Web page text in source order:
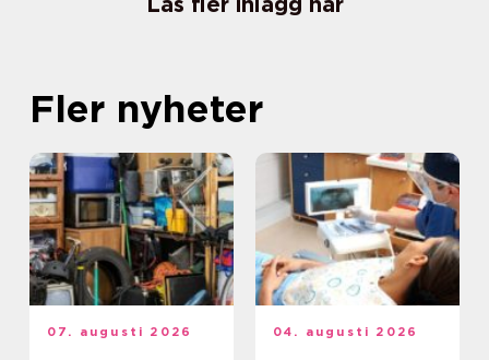
Fler nyheter
07. augusti 2026 04. augusti 2026